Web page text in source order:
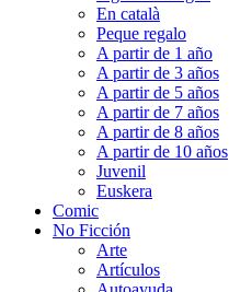
En català
Peque regalo
A partir de 1 año
A partir de 3 años
A partir de 5 años
A partir de 7 años
A partir de 8 años
A partir de 10 años
Juvenil
Euskera
Comic
No Ficción
Arte
Artículos